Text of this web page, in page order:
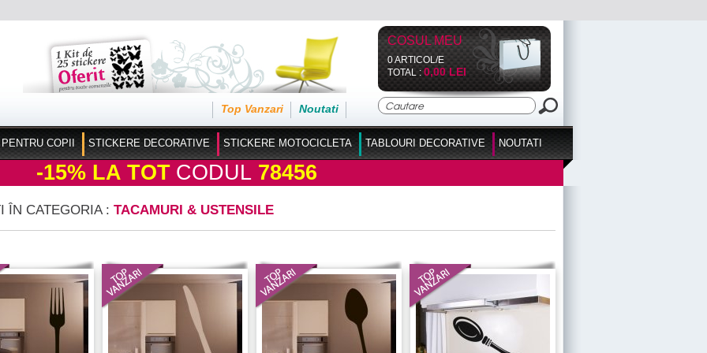
Noutati
Top Vanzari
COSUL MEU
0 ARTICOL/E
TOTAL : 0,00 LEI
COPII STICKERE DECORATIVE STICKERE MOTOCICLETA TABLOURI DECORATIVE NOUTATI
-15% LA TOT CODUL 78456
ÎN CATEGORIA : TACAMURI & USTENSILE